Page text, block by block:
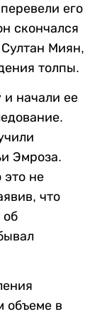
его
скончался
Миян,
толпы.
и начали ее
Эмроза.
не
что
об
объеме в